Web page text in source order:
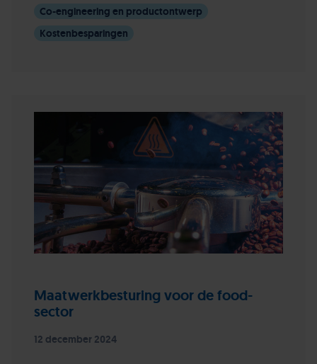
Co-engineering en productontwerp
Kostenbesparingen
Maatwerkbesturing voor de food-
sector
12 december 2024